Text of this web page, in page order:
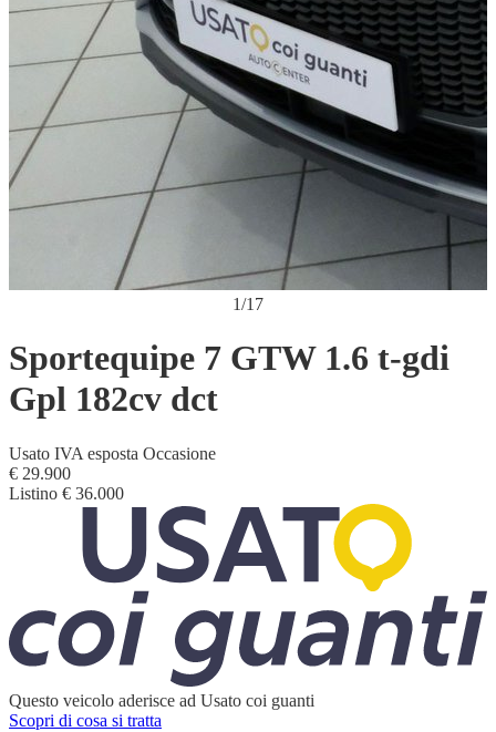
1/17
Sportequipe 7 GTW 1.6 t-gdi
Gpl 182cv dct
Usato IVA esposta Occasione
€ 29.900
Listino € 36.000
Questo veicolo aderisce ad Usato coi guanti
Scopri di cosa si tratta